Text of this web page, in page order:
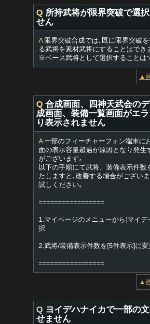
Q 所持武将が限界突破で選
せん
A限界突破合成では､既に限界突破
る武将を素材武将にすることはでき
※ベース武将として選択することは
▲
Q 合成画面、四神天武会の
成画面、装備一覧画面がエ
り表示されません
A一部のフィーチャーフォン端末に
面の表示容量超過が原因となり発生
がございます｡
以下の手順にて武将、装備表示件数
たしますと､改善する場合がござい
試しください｡
=================
1.マイページのメニューから[マイデ
択
2.武将/装備表示件数を[5件表示]に変
=================
▲
Q ヨイデハナイカで一部の
せません